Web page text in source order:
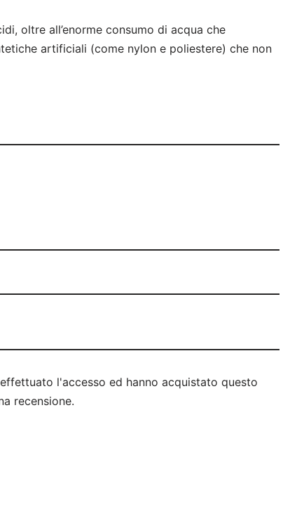
oltre all’enorme consumo di acqua che
artificiali (come nylon e poliestere) che non
l'accesso ed hanno acquistato questo
recensione.